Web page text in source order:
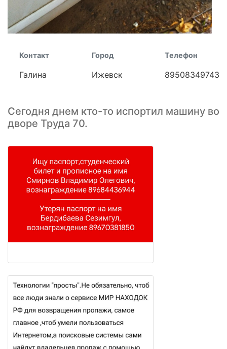
Контакт
Галина
Город
Ижевск
Телефон
89508349743
Сегодня днем кто-то испортил машину во
дворе Труда 70.